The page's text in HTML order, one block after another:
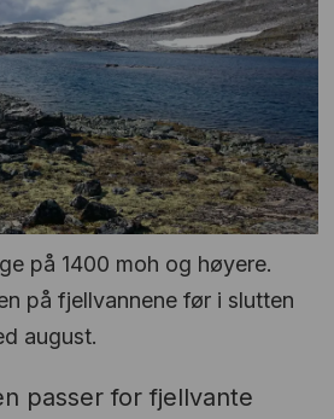
på 1400 moh og høyere.
på fjellvannene før i slutten
august.
passer for fjellvante